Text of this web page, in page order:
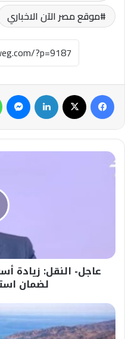
موقع مصر الآن الاخباري
فيسبوك لينكدإن
عاجل-
النقل:
استدامة
التشغيلعاجل- النقل: زيادة
لضمان
#واشنطن
تعرض
إغراءات